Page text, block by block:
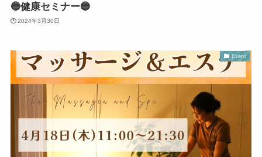
🔵健康セミナー🔵
2024年3月30日
Event